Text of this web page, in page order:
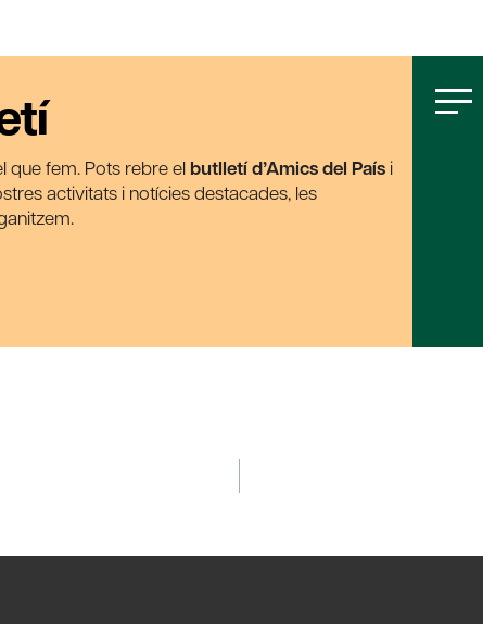
que fem. Pots rebre el butlletí d’Amics del País i
activitats i notícies destacades, les